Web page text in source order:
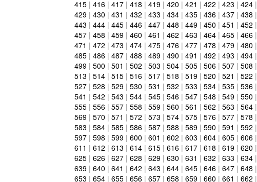
415| 416| 417| 418 | 419| 420 | 421 | 422 | 423 | 424|
429| 430 | 431 | 432 | 433 | 434| 435| 436| 437| 438 |
443 | 444| 445| 446| 447| 448 | 449| 450 | 451 | 452 |
457| 458 | 459| 460 | 461 | 462 | 463 | 464| 465| 466|
471 | 472 | 473 | 474| 475| 476| 477| 478 | 479| 480 |
485| 486| 487| 488 | 489| 490 | 491 | 492 | 493 | 494|
499| 500 | 501 | 502 | 503 | 504| 505| 506| 507| 508 |
513 | 514| 515| 516| 517| 518 | 519| 520 | 521 | 522 |
527| 528 | 529| 530 | 531 | 532 | 533 | 534| 535| 536|
541 | 542 | 543 | 544| 545| 546| 547| 548 | 549| 550 |
555| 556| 557| 558 | 559| 560 | 561 | 562 | 563 | 564|
569| 570 | 571 | 572 | 573 | 574| 575| 576| 577| 578 |
583 | 584| 585| 586| 587| 588 | 589| 590 | 591 | 592 |
597| 598 | 599| 600 | 601 | 602 | 603 | 604| 605| 606|
611 | 612 | 613 | 614| 615| 616| 617| 618 | 619| 620 |
625| 626| 627| 628 | 629| 630 | 631 | 632 | 633 | 634|
639| 640 | 641 | 642 | 643 | 644| 645| 646| 647| 648 |
653 | 654| 655| 656| 657| 658 | 659| 660 | 661 | 662 |